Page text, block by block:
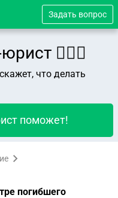
Задать вопрос
👨🏻‍⚖️
что делать
поможет!
погибшего